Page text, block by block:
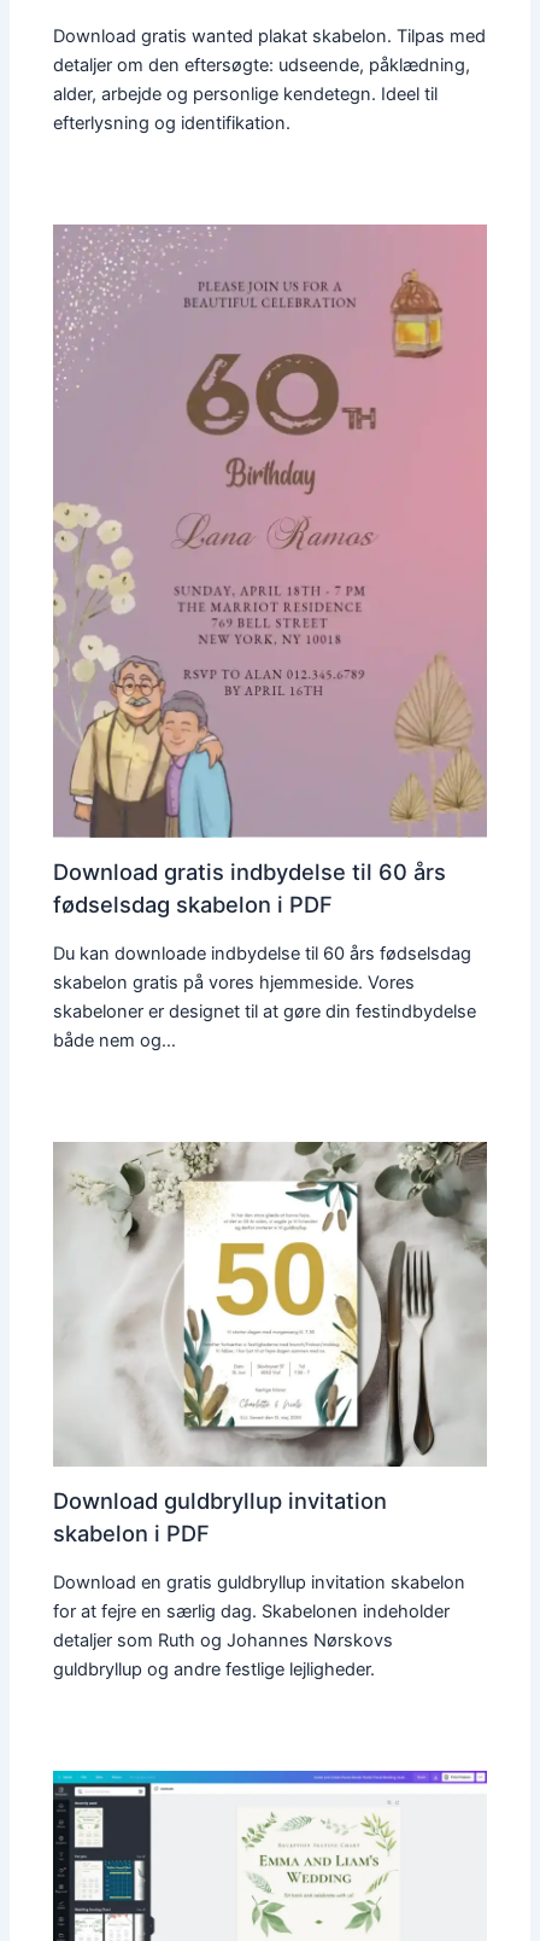
Download gratis wanted plakat skabelon. Tilpas med
detaljer om den eftersøgte: udseende, påklædning,
alder, arbejde og personlige kendetegn. Ideel til
efterlysning og identifikation.
Download gratis indbydelse til 60 års
fødselsdag skabelon i PDF
Du kan downloade indbydelse til 60 års fødselsdag
skabelon gratis på vores hjemmeside. Vores
skabeloner er designet til at gøre din festindbydelse
både nem og…
Download guldbryllup invitation
skabelon i PDF
Download en gratis guldbryllup invitation skabelon
for at fejre en særlig dag. Skabelonen indeholder
detaljer som Ruth og Johannes Nørskovs
guldbryllup og andre festlige lejligheder.